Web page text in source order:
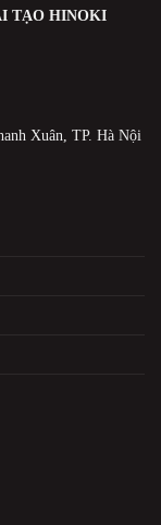
TẠO HINOKI
Xuân, TP. Hà Nội